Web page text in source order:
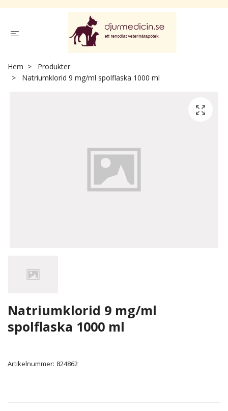
Hem
Produkter
Natriumklorid 9 mg/ml spolflaska 1000 ml
Natriumklorid 9 mg/ml
spolflaska 1000 ml
Artikelnummer: 824862